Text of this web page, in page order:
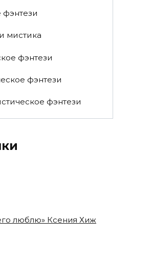
фэнтези
мистика
фэнтези
фэнтези
фэнтези
люблю» Ксения Хиж